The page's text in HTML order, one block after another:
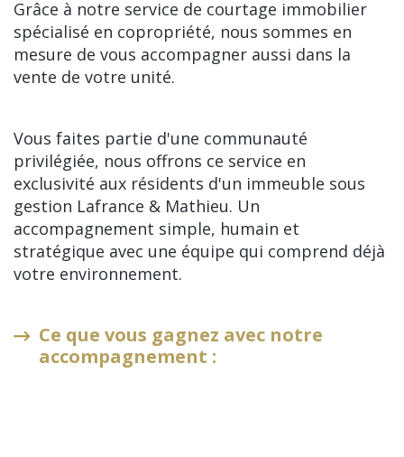
Grâce à notre service de courtage immobilier
spécialisé en copropriété, nous sommes en
mesure de vous accompagner aussi dans la
vente de votre unité.
Vous faites partie d'une communauté
privilégiée, nous offrons ce service en
exclusivité aux résidents d'un immeuble sous
gestion Lafrance & Mathieu. Un
accompagnement simple, humain et
stratégique avec une équipe qui comprend déjà
votre environnement.
Ce que vous gagnez avec notre
accompagnement :